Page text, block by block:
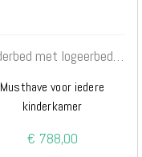
Kinderbed met logeerbed en opberglade
Musthave voor iedere
kinderkamer
€ 788,00